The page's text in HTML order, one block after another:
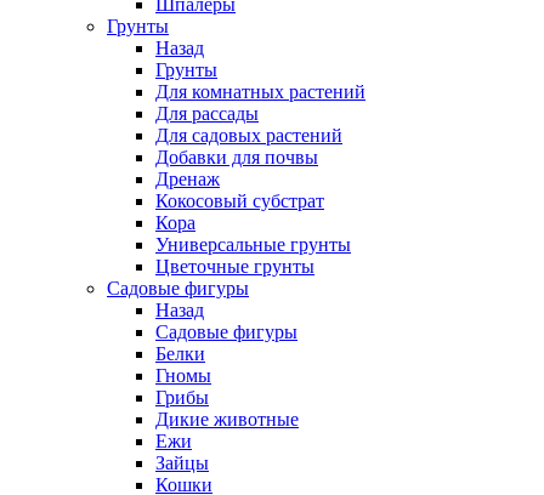
Шпалеры
Грунты
Назад
Грунты
Для комнатных растений
Для рассады
Для садовых растений
Добавки для почвы
Дренаж
Кокосовый субстрат
Кора
Универсальные грунты
Цветочные грунты
Садовые фигуры
Назад
Садовые фигуры
Белки
Гномы
Грибы
Дикие животные
Ежи
Зайцы
Кошки